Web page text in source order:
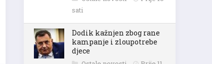
sati
Dodik kažnjen zbog rane
kampanje i zloupotrebe
djece